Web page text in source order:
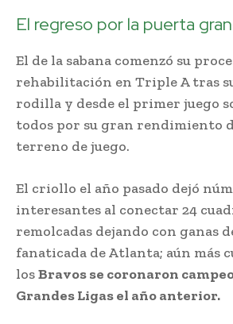
El regreso por la puerta
El de la sabana comenzó su
rehabilitación en Triple A tras
rodilla y desde el primer juego
todos por su gran rendimiento
terreno de juego.
El criollo el año pasado dejó
interesantes al conectar 24
remolcadas dejando con ganas
fanaticada de Atlanta; aún más
losBravos se coronaron
Grandes Ligas el año anterior.